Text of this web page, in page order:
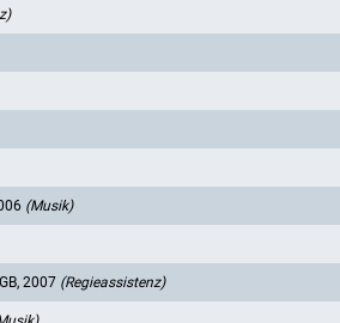
(Musik)
2007 (Regieassistenz)